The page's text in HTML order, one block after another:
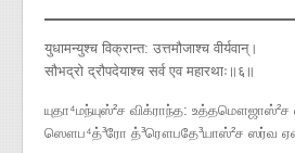
युधामन्युश्च विक्रान्त: उत्तमौजाश्च वीर्यवान्।
सौभद्रो द्रौपदेयाश्च सर्व एव महारथाः॥६॥
யுதா⁴மந்யுஸ்²ச விக்ராந்த: உத்தமௌஜாஸ்²ச
ஸௌப⁴த்³ரோ த்³ரௌபதே³யாஸ்²ச ஸர்வ ஏவ